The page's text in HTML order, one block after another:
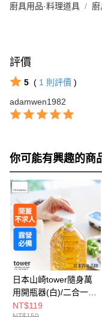
廚具用品·料理道具
評價
5 ( 1 則評價 )
adamwen1982
你可能有興趣的商
日本山崎tower隨身萬
用開瓶器(白)/二合一開
罐器/萬用開瓶器/廚房
NT$119